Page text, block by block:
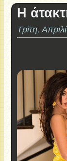
Η
Τρίτη,